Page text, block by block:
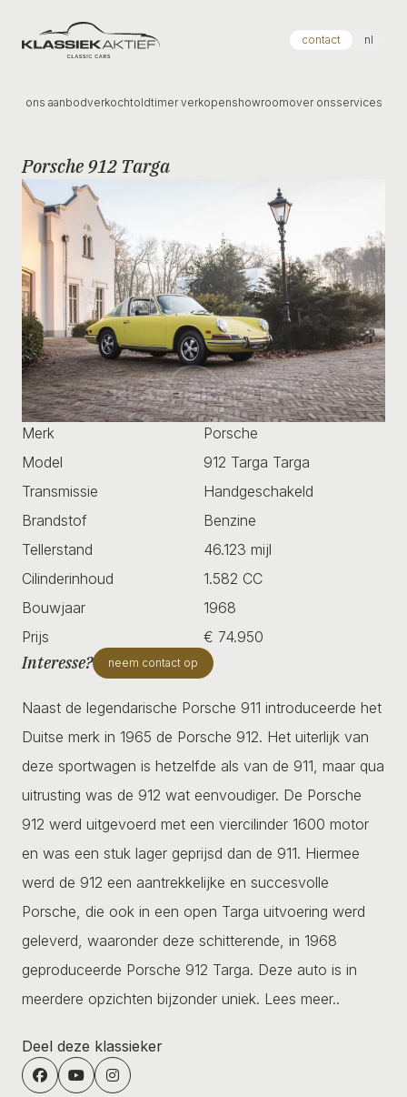
Klassiek Aktief contact nl
ons aanbodverkochtoldtimer verkopenshowroomover onsservices
Porsche 912 Targa
Merk
Porsche
Model
912 Targa Targa
Transmissie
Handgeschakeld
Brandstof
Benzine
Tellerstand
46.123 mijl
Cilinderinhoud
1.582 CC
Bouwjaar
1968
Prijs
€ 74.950
Interesse? neem contact op
Naast de legendarische Porsche 911 introduceerde het
Duitse merk in 1965 de Porsche 912. Het uiterlijk van
deze sportwagen is hetzelfde als van de 911, maar qua
uitrusting was de 912 wat eenvoudiger. De Porsche
912 werd uitgevoerd met een viercilinder 1600 motor
en was een stuk lager geprijsd dan de 911. Hiermee
werd de 912 een aantrekkelijke en succesvolle
Porsche, die ook in een open Targa uitvoering werd
geleverd, waaronder deze schitterende, in 1968
geproduceerde Porsche 912 Targa. Deze auto is in
meerdere opzichten bijzonder uniek. Lees meer..
Deel deze klassieker